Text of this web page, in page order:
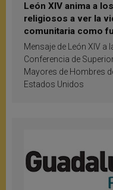
León XIV anima a los
religiosos a ver la
comunitaria como
inspiración y
Mensaje de León XIV a
Conferencia de
Mayores de Hombres
Estados Unidos